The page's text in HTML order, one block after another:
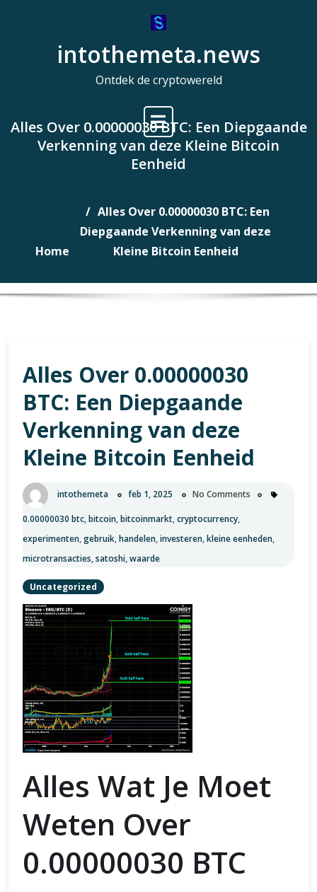
intothemeta.news
Ontdek de cryptowereld
Alles Over 0.00000030 BTC: Een Diepgaande
Verkenning van deze Kleine Bitcoin
Eenheid
Home
Alles Over 0.00000030 BTC: Een
Diepgaande Verkenning van deze
Kleine Bitcoin Eenheid
Alles Over 0.00000030
BTC: Een Diepgaande
Verkenning van deze
Kleine Bitcoin Eenheid
intothemeta feb 1, 2025 No Comments
0.00000030 btc,bitcoin,bitcoinmarkt,cryptocurrency,
experimenten,gebruik,handelen,investeren,kleine eenheden,
microtransacties,satoshi,waarde
Uncategorized
Alles Wat Je Moet
Weten Over
0.00000030 BTC